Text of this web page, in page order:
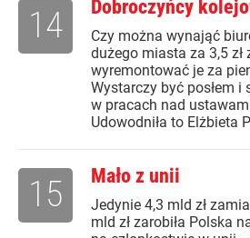
Dobroczyńcy
Czy można wynająć
dużego miasta za 3,5 zł
wyremontować je za
Wystarczy być posłem i
w pracach nad
Udowodniła to Elżbieta
14
Mało z unii
Jedynie 4,3 mld zł
mld zł zarobiła Polska
15